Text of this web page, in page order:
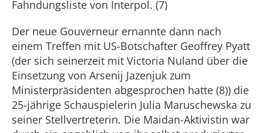
Fahndungsliste von Interpol. (7)
Der neue Gouverneur ernannte dann nach
einem Treffen mit US-Botschafter Geoffrey Pyatt
(der sich seinerzeit mit Victoria Nuland über die
Einsetzung von Arsenij Jazenjuk zum
Ministerpräsidenten abgesprochen hatte (8)) die
25-jährige Schauspielerin Julia Maruschewska zu
seiner Stellvertreterin. Die Maidan-Aktivistin war